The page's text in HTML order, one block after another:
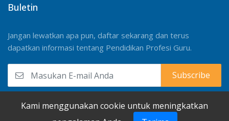
Buletin
Jangan lewatkan apa pun, daftar sekarang dan terus
dapatkan informasi tentang Pendidikan Profesi Guru.
Direktorat PPG . Created by Publikasi Team.
Kami menggunakan cookie untuk meningkatkan